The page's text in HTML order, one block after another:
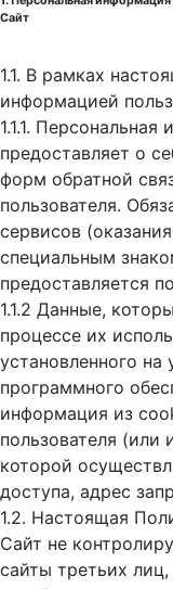
Сайт
1.1. В рамках
информацией
1.1.1.
предоставляет о
форм обратной
пользователя.
сервисов
специальным
предоставляется
1.1.2 Данные,
процессе их
установленного на
программного
информация из
пользователя
которой
доступа, адрес
1.2. Настоящая
Сайт не
сайты третьих